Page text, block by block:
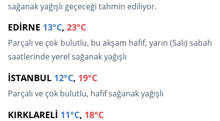
sağanak yağışlı geçeceği tahmin ediliyor.
EDİRNE 13°C, 23°C
Parçalı ve çok bulutlu, bu akşam hafif, yarın (Salı) sabah
saatlerinde yerel sağanak yağışlı
İSTANBUL 12°C, 19°C
Parçalı ve çok bulutlu, hafif sağanak yağışlı
KIRKLARELİ 11°C, 18°C